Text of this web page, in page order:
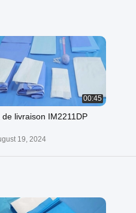
00:45
de livraison IM2211DP
19, 2024